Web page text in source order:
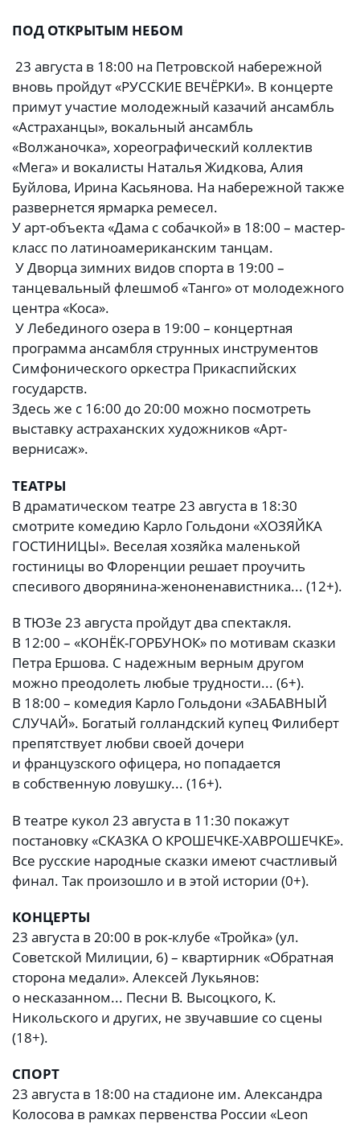
ПОД ОТКРЫТЫМ НЕБОМ
23 августа в 18:00 на Петровской набережной
вновь пройдут «РУССКИЕ ВЕЧЁРКИ». В концерте
примут участие молодежный казачий ансамбль
«Астраханцы», вокальный ансамбль
«Волжаночка», хореографический коллектив
«Мега» и вокалисты Наталья Жидкова, Алия
Буйлова, Ирина Касьянова. На набережной также
развернется ярмарка ремесел.
У арт-объекта «Дама с собачкой» в 18:00 – мастер-
класс по латиноамериканским танцам.
У Дворца зимних видов спорта в 19:00 –
танцевальный флешмоб «Танго» от молодежного
центра «Коса».
У Лебединого озера в 19:00 – концертная
программа ансамбля струнных инструментов
Симфонического оркестра Прикаспийских
государств.
Здесь же с 16:00 до 20:00 можно посмотреть
выставку астраханских художников «Арт-
вернисаж».
ТЕАТРЫ
В драматическом театре 23 августа в 18:30
смотрите комедию Карло Гольдони «ХОЗЯЙКА
ГОСТИНИЦЫ». Веселая хозяйка маленькой
гостиницы во Флоренции решает проучить
спесивого дворянина-женоненавистника... (12+).
В ТЮЗе 23 августа пройдут два спектакля.
В 12:00 – «КОНЁК-ГОРБУНОК» по мотивам сказки
Петра Ершова. С надежным верным другом
можно преодолеть любые трудности... (6+).
В 18:00 – комедия Карло Гольдони «ЗАБАВНЫЙ
СЛУЧАЙ». Богатый голландский купец Филиберт
препятствует любви своей дочери
и французского офицера, но попадается
в собственную ловушку... (16+).
В театре кукол 23 августа в 11:30 покажут
постановку «СКАЗКА О КРОШЕЧКЕ-ХАВРОШЕЧКЕ».
Все русские народные сказки имеют счастливый
финал. Так произошло и в этой истории (0+).
КОНЦЕРТЫ
23 августа в 20:00 в рок-клубе «Тройка» (ул.
Советской Милиции, 6) – квартирник «Обратная
сторона медали». Алексей Лукьянов:
о несказанном... Песни В. Высоцкого, К.
Никольского и других, не звучавшие со сцены
(18+).
СПОРТ
23 августа в 18:00 на стадионе им. Александра
Колосова в рамках первенства России «Leon